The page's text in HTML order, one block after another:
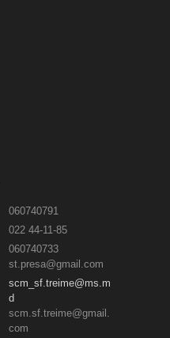
060740791
022 44-11-85
060740733
st.presa@gmail.com
scm_sf.treime@ms.m
d
scm.sf.treime@gmail.
com